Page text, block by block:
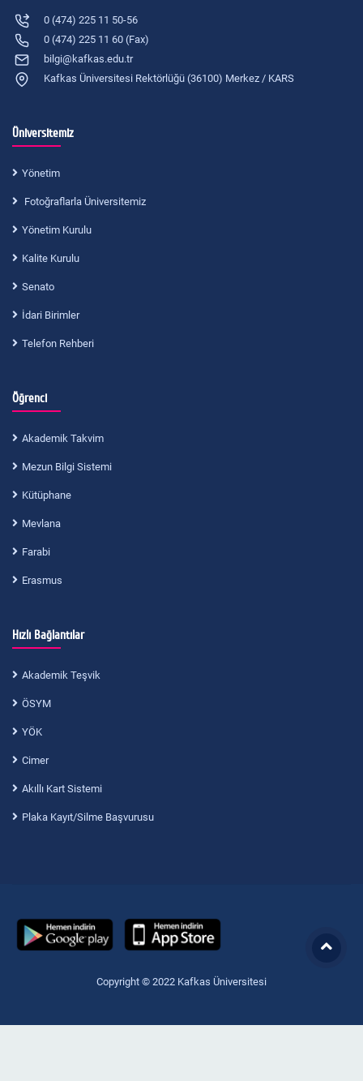
0 (474) 225 11 50-56
0 (474) 225 11 60 (Fax)
bilgi@kafkas.edu.tr
Kafkas Üniversitesi Rektörlüğü (36100) Merkez / KARS
Üniversitemiz
Yönetim
Fotoğraflarla Üniversitemiz
Yönetim Kurulu
Kalite Kurulu
Senato
İdari Birimler
Telefon Rehberi
Öğrenci
Akademik Takvim
Mezun Bilgi Sistemi
Kütüphane
Mevlana
Farabi
Erasmus
Hızlı Bağlantılar
Akademik Teşvik
ÖSYM
YÖK
Cimer
Akıllı Kart Sistemi
Plaka Kayıt/Silme Başvurusu
Copyright © 2022 Kafkas Üniversitesi